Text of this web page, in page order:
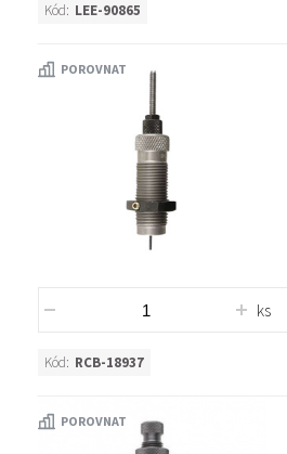
Kód: LEE-90865
POROVNAT
ks
Kód: RCB-18937
POROVNAT